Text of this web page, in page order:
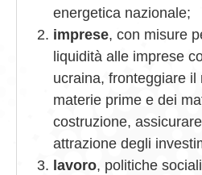
energetica nazionale;
imprese, con misure
liquidità alle imprese
ucraina, fronteggiare il
materie prime e dei
costruzione,
attrazione degli
lavoro, politiche